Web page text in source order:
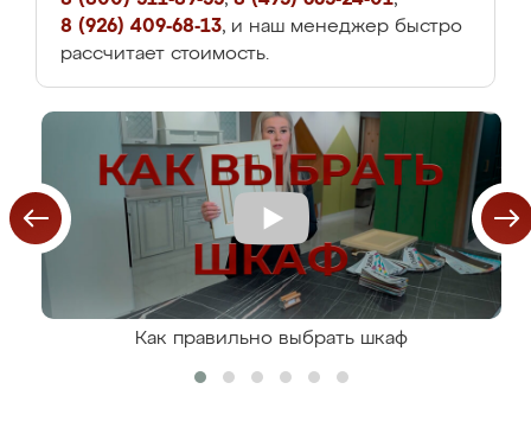
8 (926) 409-68-13, и наш менеджер быстро
рассчитает стоимость.
Как правильно выбрать шкаф